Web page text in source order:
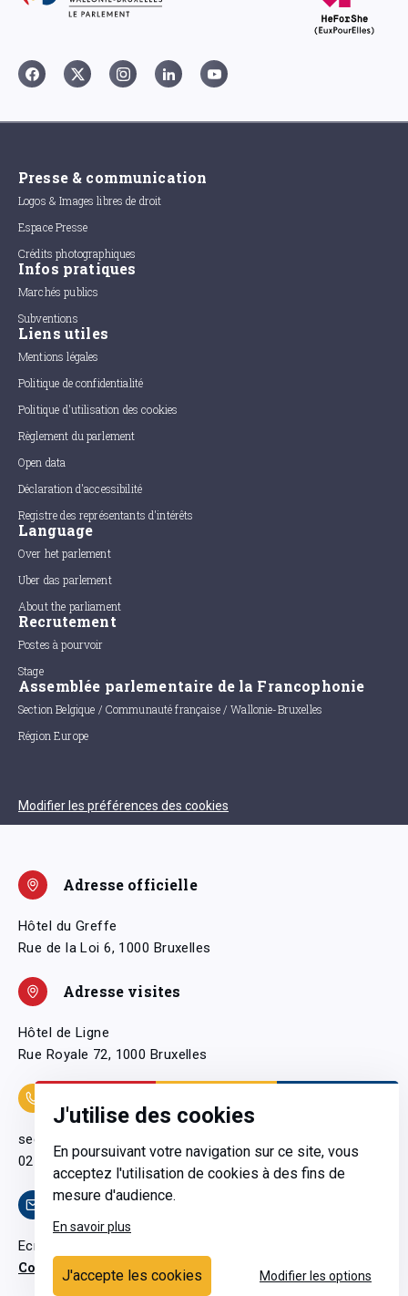
J'utilise des cookies
En poursuivant votre navigation sur ce site, vous
acceptez l'utilisation de cookies à des fins de
mesure d'audience.
En savoir plus
J'accepte les cookies Modifier les options
Presse & communication
Logos & Images libres de droit
Espace Presse
Crédits photographiques
Infos pratiques
Marchés publics
Subventions
Liens utiles
Mentions légales
Politique de confidentialité
Politique d'utilisation des cookies
Règlement du parlement
Open data
Déclaration d'accessibilité
Registre des représentants d'intérêts
Language
Over het parlement
Uber das parlement
About the parliament
Recrutement
Postes à pourvoir
Stage
Assemblée parlementaire de la Francophonie
Section Belgique / Communauté française / Wallonie-Bruxelles
Région Europe
Modifier les préférences des cookies
Adresse officielle
Hôtel du Greffe
Rue de la Loi 6, 1000 Bruxelles
Adresse visites
Hôtel de Ligne
Rue Royale 72, 1000 Bruxelles
secretariatgeneral@pfwb.be
02 506 38 11
Contact
Ecrivez-nous
Contactez-nous